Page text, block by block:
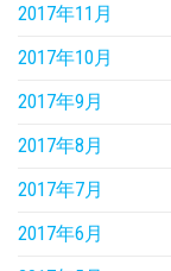
2017年11月
2017年10月
2017年9月
2017年8月
2017年7月
2017年6月